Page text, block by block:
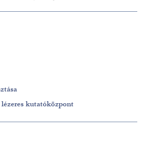
kutatóközpont